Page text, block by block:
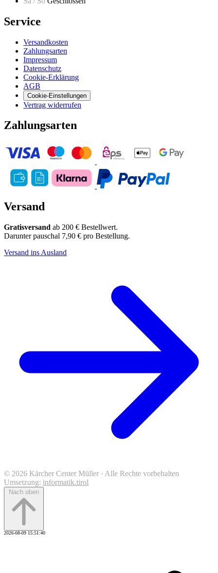
Service
Versandkosten
Zahlungsarten
Impressum
Datenschutz
Cookie-Erklärung
AGB
Cookie-Einstellungen
Vertrag widerrufen
Zahlungsarten
Versand
Gratisversand ab 200 € Bestellwert.
Darunter pauschal 7,90 € pro Bestellung.
Versand ins Ausland
© 2026 Kärcher Center Müller · Alle Rechte vorbehalten
Umsetzung: informatik.tirol
Nach oben
2026-08-09 15:51:40